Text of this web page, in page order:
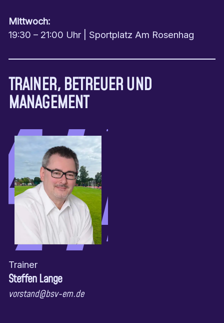
Mittwoch:
19:30 – 21:00 Uhr | Sportplatz Am Rosenhag
TRAINER, BETREUER UND
MANAGEMENT
Trainer
Steffen Lange
vorstand@bsv-em.de